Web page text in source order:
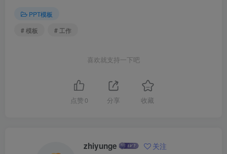
PPT模板
# 模板
# 工作
喜欢就支持一下吧
点赞 0 分享 收藏
zhiyunge 关注